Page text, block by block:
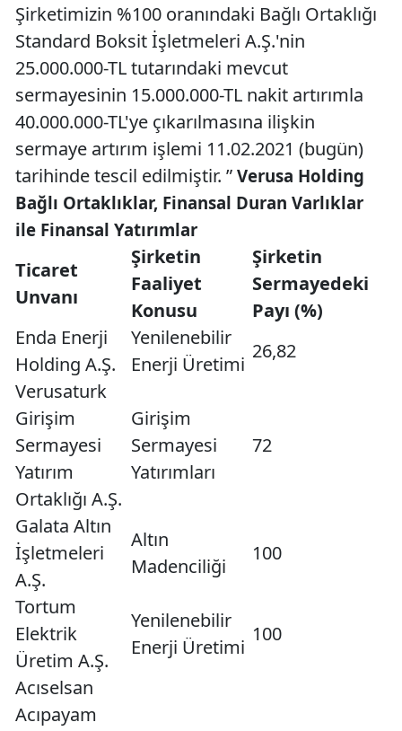
Şirketimizin %100 oranındaki Bağlı Ortaklığı
Standard Boksit İşletmeleri A.Ş.'nin
25.000.000-TL tutarındaki mevcut
sermayesinin 15.000.000-TL nakit artırımla
40.000.000-TL'ye çıkarılmasına ilişkin
sermaye artırım işlemi 11.02.2021 (bugün)
tarihinde tescil edilmiştir. ” Verusa Holding
Bağlı Ortaklıklar, Finansal Duran Varlıklar
ile Finansal Yatırımlar
Ticaret
Unvanı
Şirketin
Faaliyet
Konusu
Şirketin
Sermayedeki
Payı (%)
Enda Enerji
Holding A.Ş.
Yenilenebilir
Enerji Üretimi
26,82
Verusaturk
Girişim
Sermayesi
Yatırım
Ortaklığı A.Ş.
Girişim
Sermayesi
Yatırımları
72
Galata Altın
İşletmeleri
A.Ş.
Altın
Madenciliği
100
Tortum
Elektrik
Üretim A.Ş.
Yenilenebilir
Enerji Üretimi
100
Acıselsan
Acıpayam